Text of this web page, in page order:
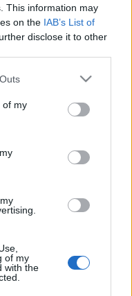
This information may
on the IAB’s List of
disclose it to other
one or more Google
You may click to
its third-party tags to
in below Google
of my
of my
with the
búza és rozs
e naptól
edénnyel járni.
szőlőjét a
körüljárta
összekötötte a
nap, olyan lesz az
ismerőseiddel és
közösségéhez
népélet naptára